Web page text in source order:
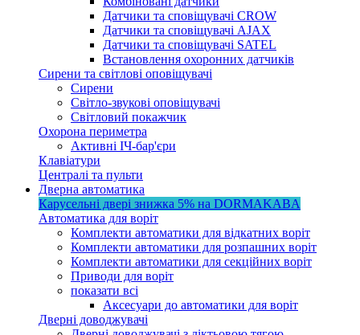
Датчики та сповіщувачі CROW
Датчики та сповіщувачі AJAX
Датчики та сповіщувачі SATEL
Встановлення охоронних датчиків
Сирени та світлові оповіщувачі
Сирени
Світло-звукові оповіщувачі
Світловий покажчик
Охорона периметра
Активні ІЧ-бар'єри
Клавіатури
Централі та пульти
Дверна автоматика
Карусельні двері знижка 5% на DORMAKABA
Автоматика для воріт
Комплекти автоматики для відкатних воріт
Комплекти автоматики для розпашних воріт
Комплекти автоматики для секційних воріт
Приводи для воріт
показати всі
Аксесуари до автоматики для воріт
Дверні доводжувачі